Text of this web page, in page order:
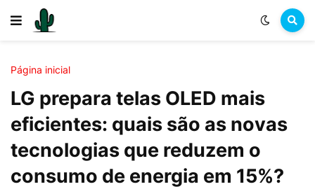
Página inicial
LG prepara telas OLED mais
eficientes: quais são as novas
tecnologias que reduzem o
consumo de energia em 15%?